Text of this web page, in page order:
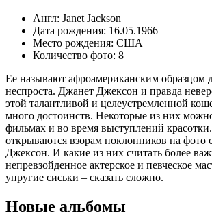
Англ: Janet Jackson
Дата рождения: 16.05.1966
Место рождения: США
Количество фото: 8
Ее называют афроамериканским образцом
неспроста. Джанет Джексон и правда
этой талантливой и целеустремленной
много достоинств. Некоторые из них
фильмах и во время выступлений
открываются взорам поклонников на фото
Джексон. И какие из них считать более
непревзойденное актерское и певческое
упругие сиськи – сказать сложно.
Новые альбомы